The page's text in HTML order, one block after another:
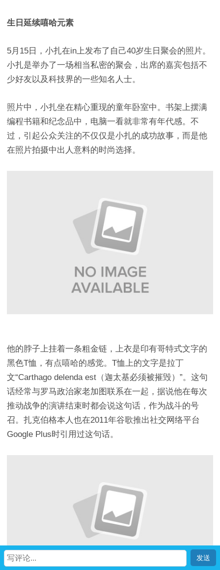
生日延续嘻哈元素
5月15日，小扎在in上发布了自己40岁生日聚会的照片。
小扎是举办了一场相当私密的聚会，出席的嘉宾包括不
少好友以及科技界的一些知名人士。
照片中，小扎坐在精心重现的童年卧室中。书架上摆满
编程书籍和纪念品中，电脑一看就非常有年代感。不
过，引起公众关注的不仅仅是小扎的成功故事，而是他
在照片拍摄中出人意料的时尚选择。
他的脖子上挂着一条粗金链，上衣是印有哥特式文字的
黑色T恤，有点嘻哈的感觉。T恤上的文字是拉丁
文“Carthago delenda est（迦太基必须被摧毁）”。这句
话经常与罗马政治家老加图联系在一起，据说他在每次
推动战争的演讲结束时都会说这句话，作为战斗的号
召。扎克伯格本人也在2011年谷歌推出社交网络平台
Google Plus时引用过这句话。
首页 我 社区 生活